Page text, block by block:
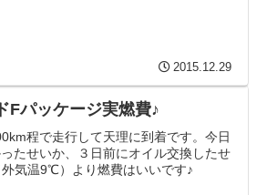
2015.12.29
リッドFパッケージ実燃費♪
程で走行して天理に到着です。今日
たせいか、３日前にオイル交換したせ
外気温9℃）より燃費はいいです♪